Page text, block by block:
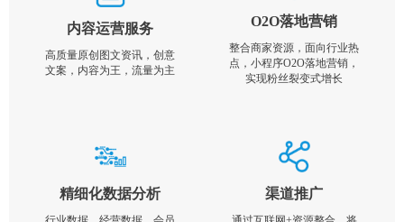
内容运营服务
高质量原创图文资讯，创意
文案，内容为王，流量为主
O2O落地营销
整合商家资源，面向行业热
点，小程序O2O落地营销，
实现粉丝裂变式增长
精细化数据分析 渠道推广